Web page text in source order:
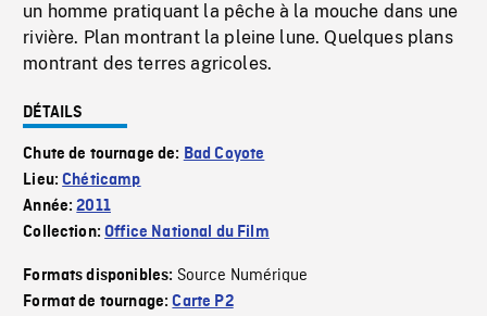
un homme pratiquant la pêche à la mouche dans une
rivière. Plan montrant la pleine lune. Quelques plans
montrant des terres agricoles.
DÉTAILS
Chute de tournage de: Bad Coyote
Lieu:Chéticamp
Année:2011
Collection:Office National du Film
Formats disponibles: Source Numérique
Format de tournage:Carte P2